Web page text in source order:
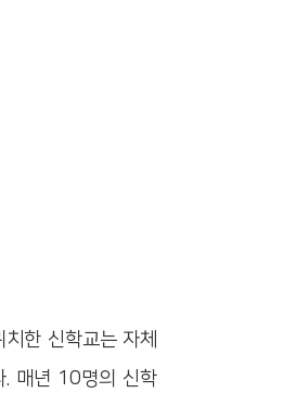
한 신학교는 자체
. 매년 10명의 신학